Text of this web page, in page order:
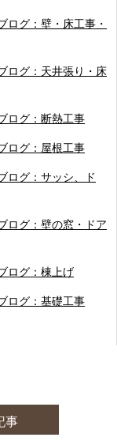
ログ：壁・床工事・
ログ：天井張り・床
ログ：断熱工事
ログ：屋根工事
ログ：サッシ、ド
ログ：壁の窓・ドア
ログ：棟上げ
ログ：基礎工事
事